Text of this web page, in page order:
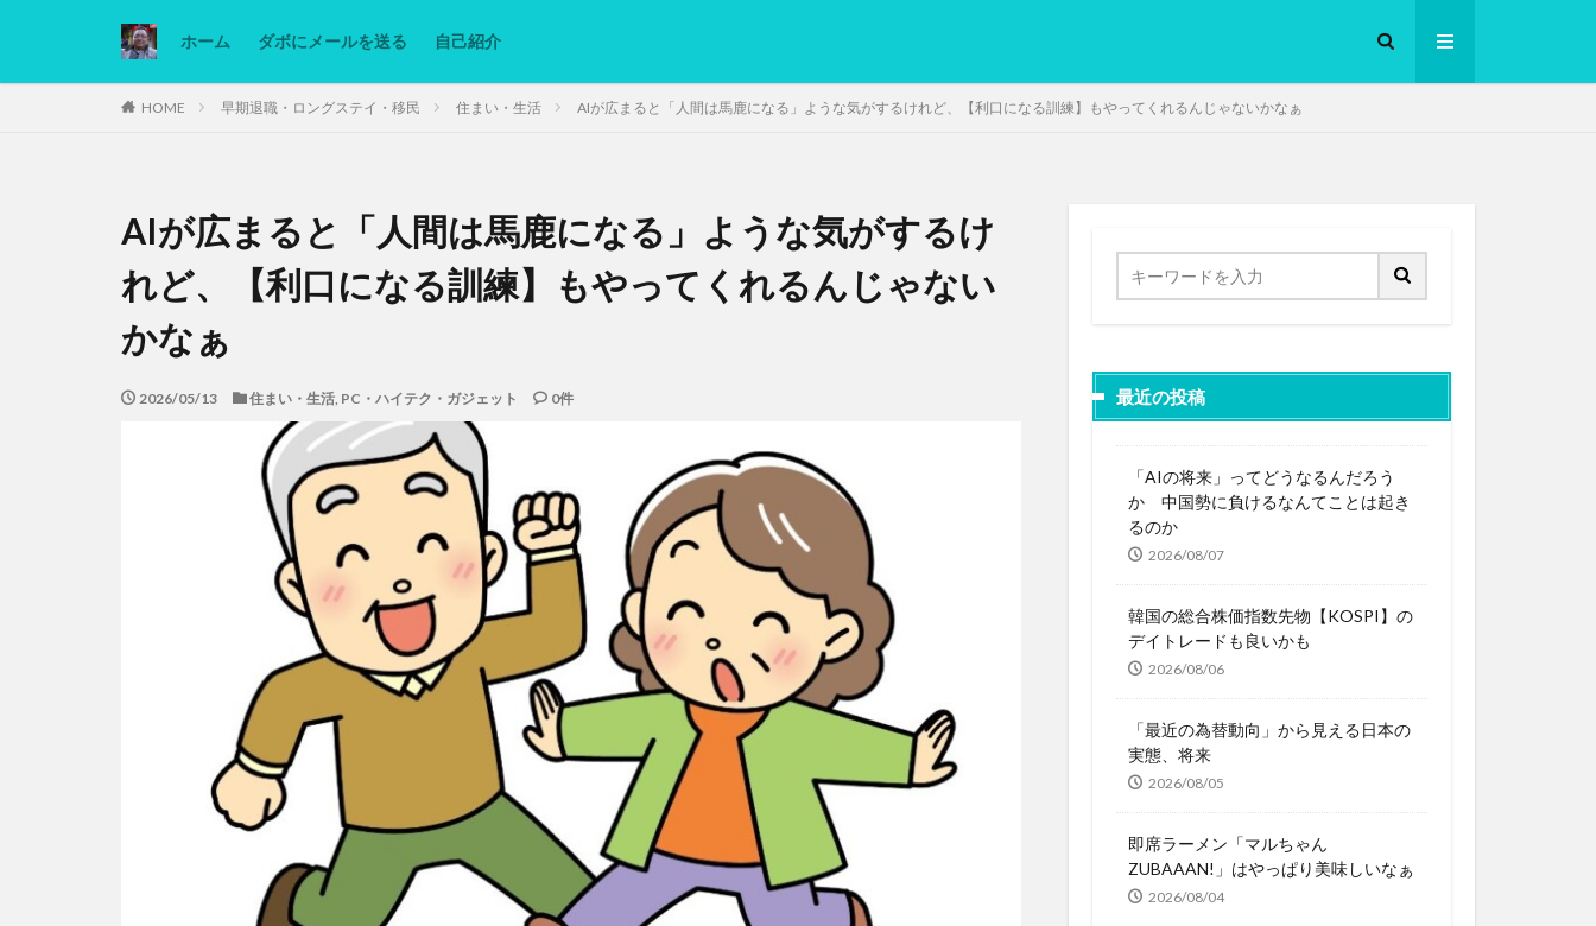
ホーム ダボにメールを送る 自己紹介
HOME 早期退職・ロングステイ・移民 住まい・生活 AIが広まると「人間は馬鹿になる」ような気がするけれど、【利口になる訓練】もやってくれるんじゃないかなぁ
AIが広まると「人間は馬鹿になる」ような気がするけ
れど、【利口になる訓練】もやってくれるんじゃない
かなぁ
2026/05/13 住まい・生活, PC・ハイテク・ガジェット 0件 最近の投稿
「AIの将来」ってどうなるんだろう
か 中国勢に負けるなんてことは起き
るのか
2026/08/07
韓国の総合株価指数先物【KOSPI】の
デイトレードも良いかも
2026/08/06
「最近の為替動向」から見える日本の
実態、将来
2026/08/05
即席ラーメン「マルちゃん
ZUBAAAN!」はやっぱり美味しいなぁ
2026/08/04
カテゴリー
Ninjatrader PC グリグリ画像 マレーシア動画 ヨーグルト
低温調理・スロークッカー
低糖質ダイエット
備忘録 日本人村社会 脱水シート